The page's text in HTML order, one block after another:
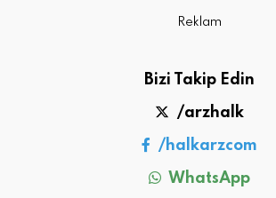
Reklam
Bizi Takip Edin
/arzhalk
/halkarzcom
WhatsApp